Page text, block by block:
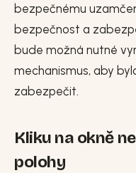
bezpečnému
bezpečnost a
bude možná nutné
mechanismus, aby
zabezpečit.
Kliku na okně
polohy